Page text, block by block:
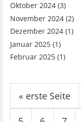
Oktober 2024 (3)
November 2024 (2)
Dezember 2024 (1)
Januar 2025 (1)
Februar 2025 (1)
Seiten
« erste Seite